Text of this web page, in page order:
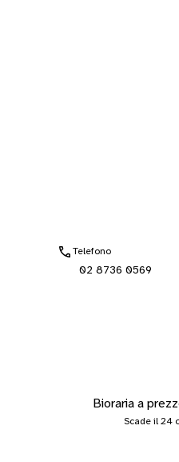
Telefono
02 8736 0569
Bioraria a
Scade il 24